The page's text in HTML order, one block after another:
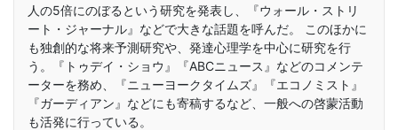
人の5倍にのぼるという研究を発表し、『ウォール・ストリ
ート・ジャーナル』などで大きな話題を呼んだ。 このほかに
も独創的な将来予測研究や、発達心理学を中心に研究を行
う。『トゥデイ・ショウ』『ABCニュース』などのコメンテ
ーターを務め、『ニューヨークタイムズ』『エコノミスト』
『ガーディアン』などにも寄稿するなど、一般への啓蒙活動
も活発に行っている。